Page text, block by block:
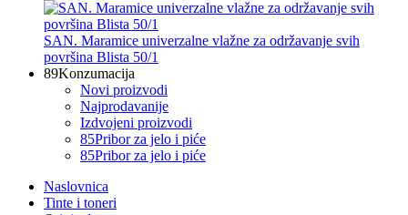
SAN. Maramice univerzalne vlažne za održavanje svih
površina Blista 50/1
89Konzumacija
Novi proizvodi
Najprodavanije
Izdvojeni proizvodi
85Pribor za jelo i piće
85Pribor za jelo i piće
Naslovnica
Tinte i toneri